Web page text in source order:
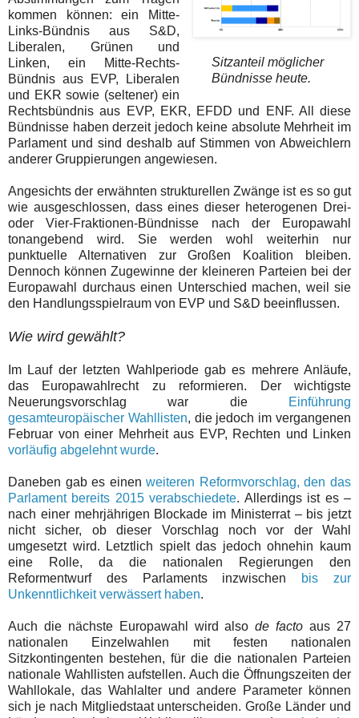
Sitzanteil möglicher
Bündnisse heute.
kommen können: ein Mitte-
Links-Bündnis aus S&D,
Liberalen, Grünen und
Linken, ein Mitte-Rechts-
Bündnis aus EVP, Liberalen
und EKR sowie (seltener) ein
Rechtsbündnis aus EVP, EKR, EFDD und ENF. All diese
Bündnisse haben derzeit jedoch keine absolute Mehrheit im
Parlament und sind deshalb auf Stimmen von Abweichlern
anderer Gruppierungen angewiesen.
Angesichts der erwähnten strukturellen Zwänge ist es so gut
wie ausgeschlossen, dass eines dieser heterogenen Drei-
oder Vier-Fraktionen-Bündnisse nach der Europawahl
tonangebend wird. Sie werden wohl weiterhin nur
punktuelle Alternativen zur Großen Koalition bleiben.
Dennoch können Zugewinne der kleineren Parteien bei der
Europawahl durchaus einen Unterschied machen, weil sie
den Handlungsspielraum von EVP und S&D beeinflussen.
Wie wird gewählt?
Im Lauf der letzten Wahlperiode gab es mehrere Anläufe,
das Europawahlrecht zu reformieren. Der wichtigste
Neuerungsvorschlag war die
Einführung
gesamteuropäischer Wahllisten, die jedoch im vergangenen
Februar von einer Mehrheit aus EVP, Rechten und Linken
vorläufig abgelehnt wurde.
Daneben gab es einenweiteren Reformvorschlag, den das
Parlament bereits 2015 verabschiedete. Allerdings ist es –
nach einer mehrjährigen Blockade im Ministerrat – bis jetzt
nicht sicher, ob dieser Vorschlag noch vor der Wahl
umgesetzt wird. Letztlich spielt das jedoch ohnehin kaum
eine Rolle, da die nationalen Regierungen den
Reformentwurf des Parlaments inzwischen
bis zur
Unkenntlichkeit verwässert haben.
Auch die nächste Europawahl wird alsode factoaus 27
nationalen Einzelwahlen mit festen nationalen
Sitzkontingenten bestehen, für die die nationalen Parteien
nationale Wahllisten aufstellen. Auch die Öffnungszeiten der
Wahllokale, das Wahlalter und andere Parameter können
sich je nach Mitgliedstaat unterscheiden. Große Länder und